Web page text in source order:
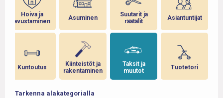
Hoiva ja
avustaminen
Kuntoutus
Asuminen
Kiinteistöt ja
rakentaminen
Suutarit ja
räätälit
Taksit ja
muutot
Asiantuntijat
Tuotetori
Tarkenna alakategorialla